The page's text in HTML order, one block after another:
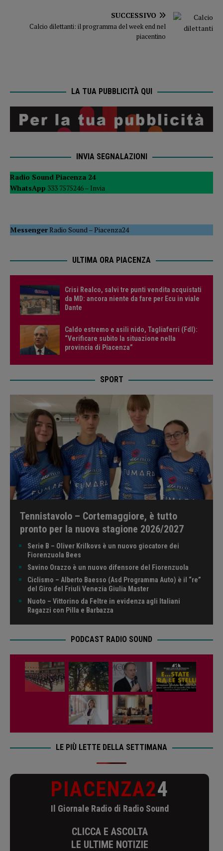
SUCCESSIVO
Calcio dilettanti: il programma del week end nel
piacentino
LA TUA PUBBLICITÀ QUI
INVIA SEGNALAZIONI
Radio Sound Piacenza 24
WhatsApp 333 7575246 – Invia
MessengerRadio Sound –Piacenza24
ULTIMA ORA PIACENZA
Crisi Realco, salvi tre punti vendita acquistati
da MD: ancora niente da fare per Ecu in viale
Dante
Caldo estremo e asili nido, Tagliaferri (FdI):
“Verificare subito la situazione nella
provincia di Piacenza”
SPORT
Tennistavolo – Cortemaggiore, è tutto
pronto per la nuova stagione 2026/2027
Serie B – Oliver Krilkovs è un nuovo giocatore dei
Fiorenzuola Bees
Savino Orazzo è un nuovo difensore del Fiorenzuola
Ciclismo – Alberto Baesso (Asd Programma Auto) è il “re”
del Giro del Friuli Venezia Giulia Master
Nuoto – Vittorino da Feltre in evidenza agli Italiani
Ragazzi con Pilla e Barbazza
PODCAST RADIO SOUND
LE PIÙ LETTE DELLA SETTIMANA
PIACENZA24
Il Giornale Radio di Radio Sound
CLICCA E ASCOLTA
LE ULTIME NOTIZIE